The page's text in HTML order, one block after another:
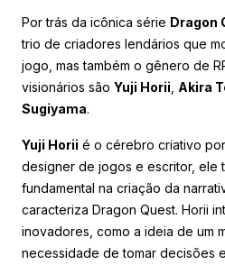
Por trás da icônica série Dragon
trio de criadores lendários que
jogo, mas também o gênero de
visionários são Yuji Horii Akira
Sugiyama.
Yuji Horii é o cérebro criativo
designer de jogos e escritor, ele
fundamental na criação da
caracteriza Dragon Quest. Horii
inovadores, como a ideia de um
necessidade de tomar decisões